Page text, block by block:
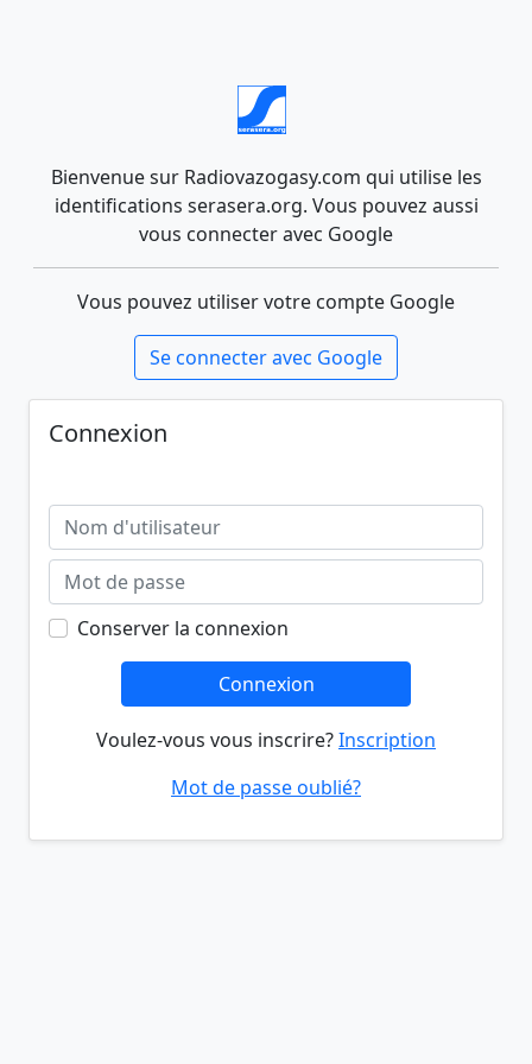
Bienvenue sur Radiovazogasy.com qui utilise les
identifications serasera.org. Vous pouvez aussi
vous connecter avec Google
Vous pouvez utiliser votre compte Google
Se connecter avec Google
Connexion
Conserver la connexion
Connexion
Voulez-vous vous inscrire?Inscription
Mot de passe oublié?